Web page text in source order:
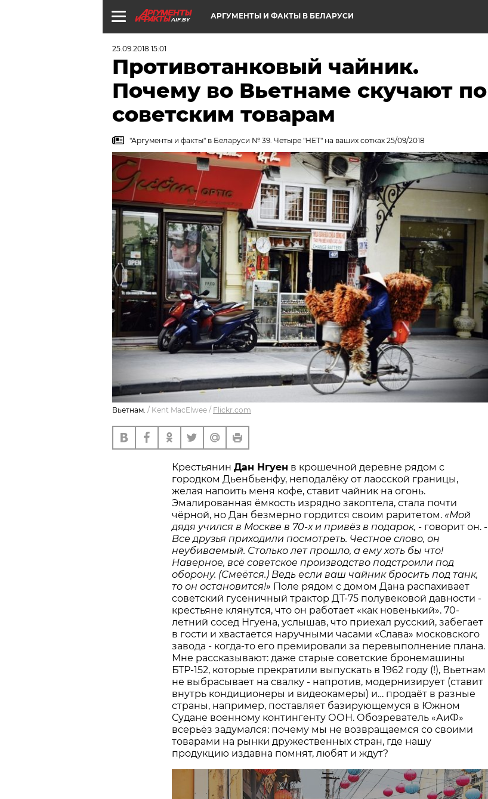
AIF.BY АРГУМЕНТЫ И ФАКТЫ В БЕЛАРУСИ
25.09.2018 15:01
Противотанковый чайник.
Почему во Вьетнаме скучают по
советским товарам
"Аргументы и факты" в Беларуси № 39. Четыре "НЕТ" на ваших сотках 25/09/2018
Вьетнам. / Kent MacElwee / Flickr.com
Крестьянин Дан Нгуен в крошечной деревне рядом с
городком Дьенбьенфу, неподалёку от лаосской границы,
желая напоить меня кофе, ставит чайник на огонь.
Эмалированная ёмкость изрядно закоптела, стала почти
чёрной, но Дан безмерно гордится своим раритетом. «Мой
дядя учился в Москве в 70-х и привёз в подарок, - говорит он. -
Все друзья приходили посмотреть. Честное слово, он
неубиваемый. Столько лет прошло, а ему хоть бы что!
Наверное, всё советское производство подстроили под
оборону. (Смеётся.) Ведь если ваш чайник бросить под танк,
то он остановится!» Поле рядом с домом Дана распахивает
советский гусеничный трактор ДТ-75 полувековой давности -
крестьяне клянутся, что он работает «как новенький». 70-
летний сосед Нгуена, услышав, что приехал русский, забегает
в гости и хвастается наручными часами «Слава» московского
завода - когда-то его премировали за перевыполнение плана.
Мне рассказывают: даже старые советские бронемашины
БТР‑152, которые прекратили выпускать в 1962 году (!), Вьетнам
не выбрасывает на свалку - напротив, модернизирует (ставит
внутрь кондиционеры и видеокамеры) и… продаёт в разные
страны, например, поставляет базирующемуся в Южном
Судане военному контингенту ООН. Обозреватель «АиФ»
всерьёз задумался: почему мы не возвращаемся со своими
товарами на рынки дружественных стран, где нашу
продукцию издавна помнят, любят и ждут?